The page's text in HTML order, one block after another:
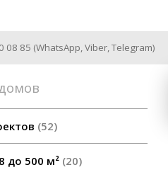
08 85 (WhatsApp,Viber,Telegram)
52
до 500 м² 20